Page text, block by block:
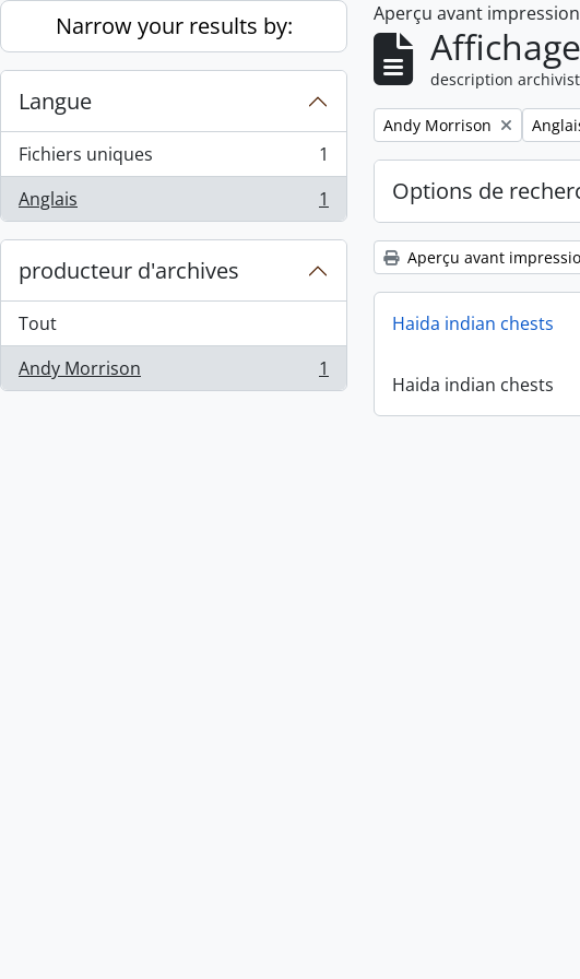
Skip to main content
Narrow your results by:
Langue
Fichiers uniques
, 1 résultats
1
Anglais
, 1 résultats 1
producteur d'archives
Tout
Andy Morrison
, 1 résultats 1
Aperçu avant impression
description
Remove filter:
Andy Morrison
Options de
Aperçu avant
Haida indian chests
Haida indian chests